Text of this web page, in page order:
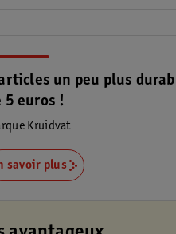
un peu plus
5 euros !
Kruidvat
savoir plus